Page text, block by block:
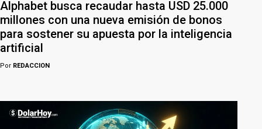
Alphabet busca recaudar hasta USD 25.000
millones con una nueva emisión de bonos
para sostener su apuesta por la inteligencia
artificial
Por REDACCION